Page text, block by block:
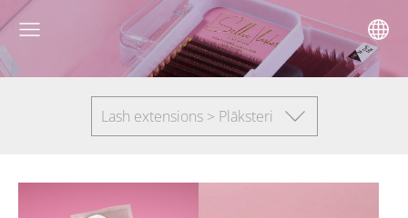
Lash extensions > Plāksteri